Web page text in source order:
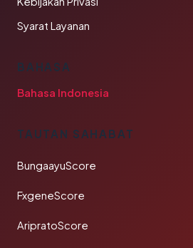
Syarat Layanan
BAHASA
Bahasa Indonesia
TAUTAN SAHABAT
BungaayuScore
FxgeneScore
AripratoScore